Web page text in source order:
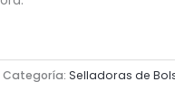
Categoría:Selladoras de